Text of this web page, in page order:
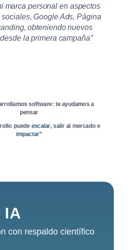
marca personal en aspectos
Google Ads, Página
obteniendo nuevos
la primera campaña”
software: te ayudamos a
pensar
puede escalar, salir al mercado e
impactar”
IA
con respaldo científico